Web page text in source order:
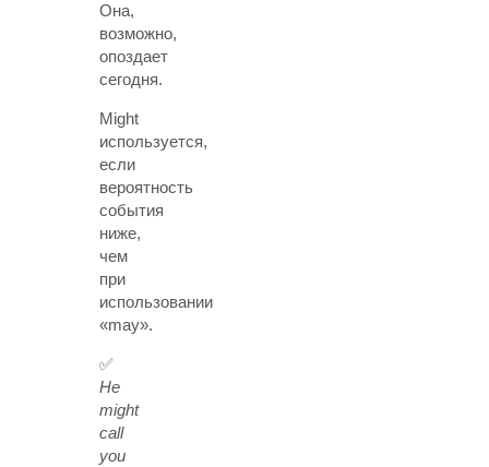
Она,
возможно,
опоздает
сегодня.
Might
используется,
если
вероятность
события
ниже,
чем
при
использовании
«may».
✅
He
might
call
you